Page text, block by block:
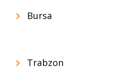
Bursa
Trabzon